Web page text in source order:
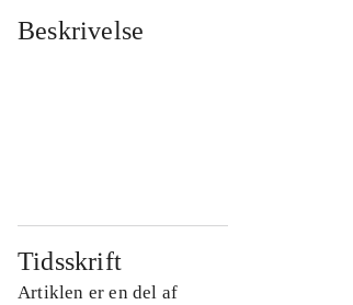
Beskrivelse
Tidsskrift
Artiklen er en del af